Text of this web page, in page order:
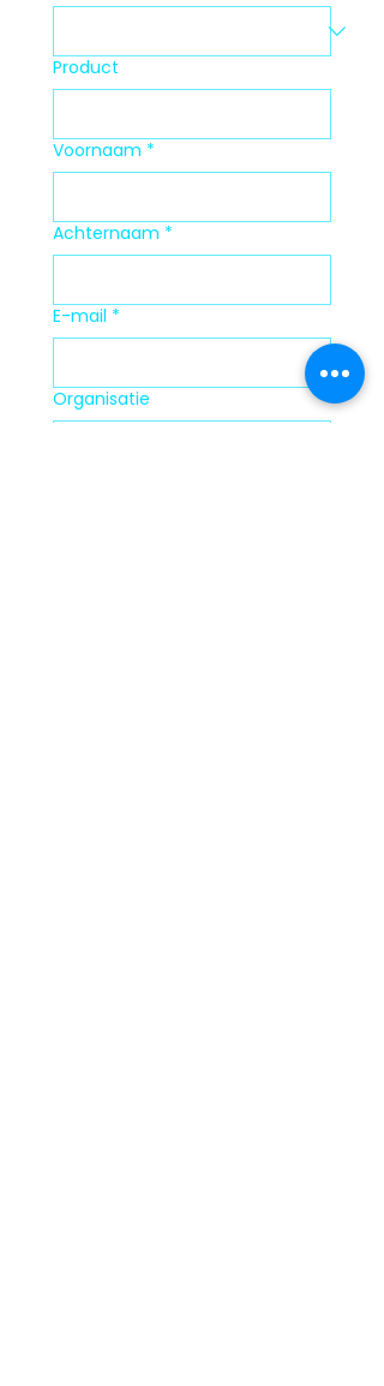
Product
Voornaam *
Achternaam *
E-mail *
Organisatie